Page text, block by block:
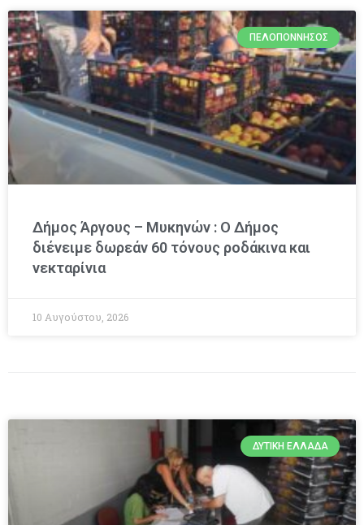
ΠΕΛΟΠΌΝΝΗΣΟΣ
Δήμος Άργους – Μυκηνών : O Δήμος
διένειμε δωρεάν 60 τόνους ροδάκινα και
νεκταρίνια
10 Αυγούστου, 2026
ΔΥΤΙΚΉ ΕΛΛΆΔΑ